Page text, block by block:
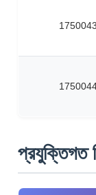
প্রযুক্তিগত